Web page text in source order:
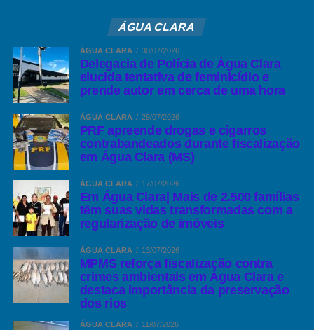
ÁGUA CLARA
ÁGUA CLARA 30/07/2026
Delegacia de Polícia de Água Clara
elucida tentativa de feminicídio e
prende autor em cerca de uma hora
ÁGUA CLARA 29/07/2026
PRF apreende drogas e cigarros
contrabandeados durante fiscalização
em Água Clara (MS)
ÁGUA CLARA 17/07/2026
Em Água Clara| Mais de 2.500 famílias
têm suas vidas transformadas com a
regularização de imóveis
ÁGUA CLARA 13/07/2026
MPMS reforça fiscalização contra
crimes ambientais em Água Clara e
destaca importância da preservação
dos rios
ÁGUA CLARA 11/07/2026